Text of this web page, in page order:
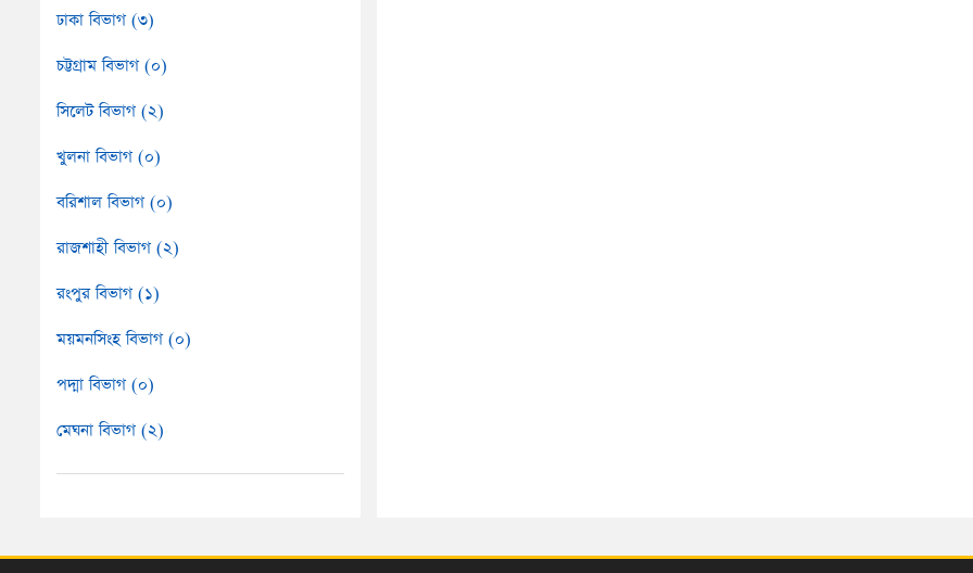
ঢাকা বিভাগ (৩)
চট্টগ্রাম বিভাগ (০)
সিলেট বিভাগ (২)
খুলনা বিভাগ (০)
বরিশাল বিভাগ (০)
রাজশাহী বিভাগ (২)
রংপুর বিভাগ (১)
ময়মনসিংহ বিভাগ (০)
পদ্মা বিভাগ (০)
মেঘনা বিভাগ (২)